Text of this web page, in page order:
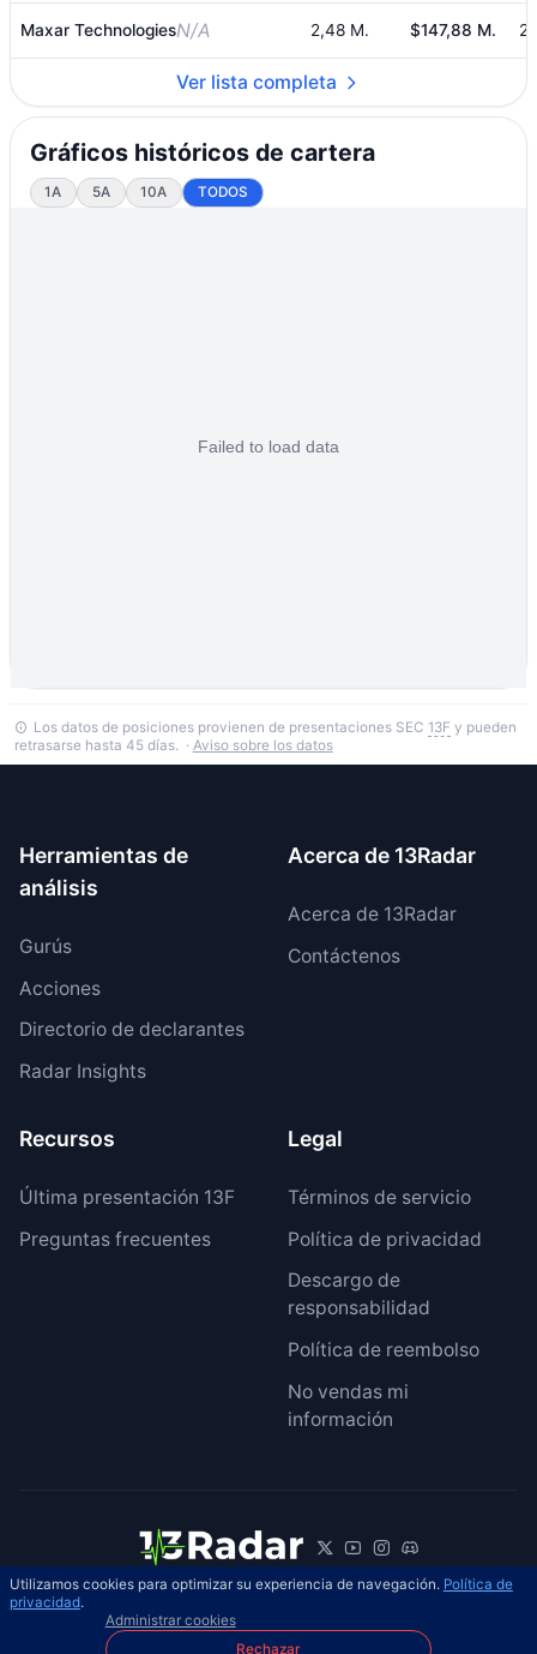
Maxar TechnologiesN/A 2,48 M. $147,88 M.
Ver lista completa
Gráficos históricos de cartera
1A 5A 10A TODOS
Los datos de posiciones provienen de presentaciones SEC 13F y pueden
retrasarse hasta 45 días. · Aviso sobre los datos
Herramientas de
análisis
Gurús
Acciones
Directorio de declarantes
Radar Insights
Acerca de 13Radar
Acerca de 13Radar
Contáctenos
Recursos
Última presentación 13F
Preguntas frecuentes
Legal
Términos de servicio
Política de privacidad
Descargo de
responsabilidad
Política de reembolso
No vendas mi
información
© 2026 13Radar. Reservados todos los
derechos.
Utilizamos cookies para optimizar su experiencia de navegación. Política de
privacidad.
Administrar cookies
Rechazar